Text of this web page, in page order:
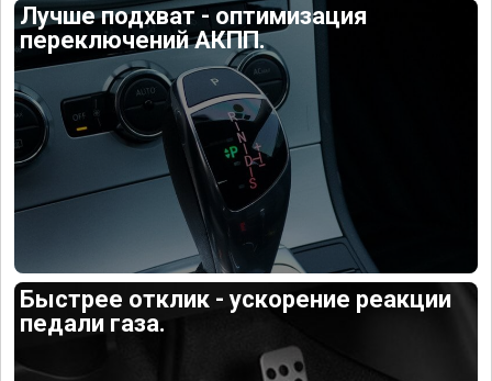
Лучше подхват - оптимизация
переключений АКПП.
Быстрее отклик - ускорение реакции
педали газа.